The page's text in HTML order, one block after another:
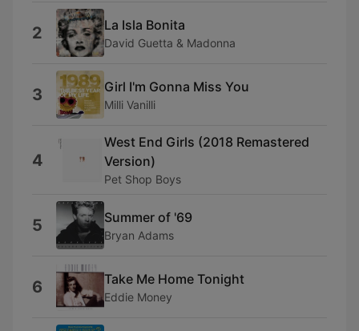
2 La Isla Bonita
David Guetta & Madonna
3 Girl I'm Gonna Miss You
Milli Vanilli
4
West End Girls (2018 Remastered
Version)
Pet Shop Boys
5 Summer of '69
Bryan Adams
6 Take Me Home Tonight
Eddie Money